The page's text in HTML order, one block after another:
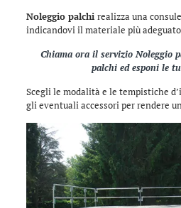
Noleggio palchi realizza una
indicandovi il materiale più
Chiama ora il servizioNoleggio
palchi ed esponi le
Scegli le modalità e le tempistiche
gli eventuali accessori per rendere